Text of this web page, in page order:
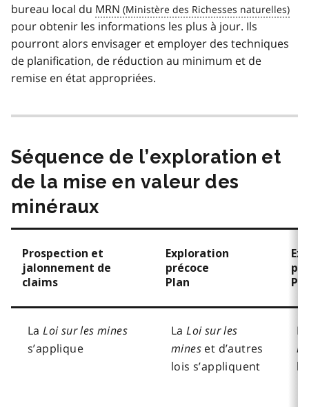
bureau local du MRN
pour obtenir les informations les plus à jour. Ils
pourront alors envisager et employer des techniques
de planification, de réduction au minimum et de
remise en état appropriées.
Séquence de l’exploration et
de la mise en valeur des
minéraux
Prospection et
jalonnement de
claims
Exploration
précoce
Plan
LaLoi sur les mines
s’applique
LaLoi sur les
mines et d’autres
lois s’appliquent